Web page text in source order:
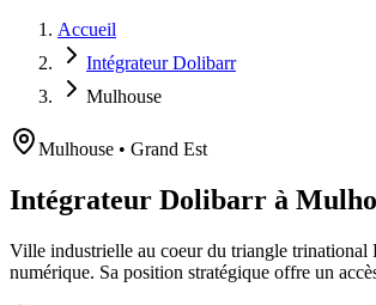
Accueil
Intégrateur Dolibarr
Mulhouse
Mulhouse • Grand Est
Intégrateur Dolibarr à
Ville industrielle au coeur du triangle trinational
numérique. Sa position stratégique offre un